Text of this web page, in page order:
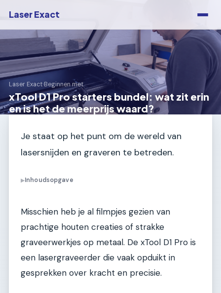
Laser Exact
Laser Exact›Beginnen met
xTool D1 Pro starters bundel: wat zit erin
en is het de meerprijs waard?
Je staat op het punt om de wereld van
lasersnijden en graveren te betreden.
▶Inhoudsopgave
Misschien heb je al filmpjes gezien van
prachtige houten creaties of strakke
graveerwerkjes op metaal. De xTool D1 Pro is
een lasergraveerder die vaak opduikt in
gesprekken over kracht en precisie.